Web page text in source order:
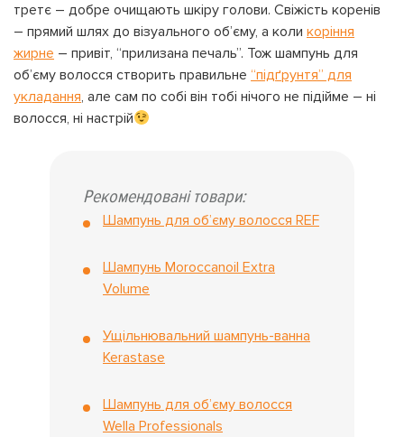
третє – добре очищають шкіру голови. Свіжість коренів
– прямий шлях до візуального об’єму, а коли коріння
жирне – привіт, “прилизана печаль”. Тож шампунь для
об’єму волосся створить правильне “підґрунтя” для
укладання, але сам по собі він тобі нічого не підійме – ні
волосся, ні настрій
Рекомендовані товари:
Шампунь для об’єму волосся REF
Шампунь Moroccanoil Extra
Volume
Ущільнювальний шампунь-ванна
Kerastase
Шампунь для об’єму волосся
Wella Professionals